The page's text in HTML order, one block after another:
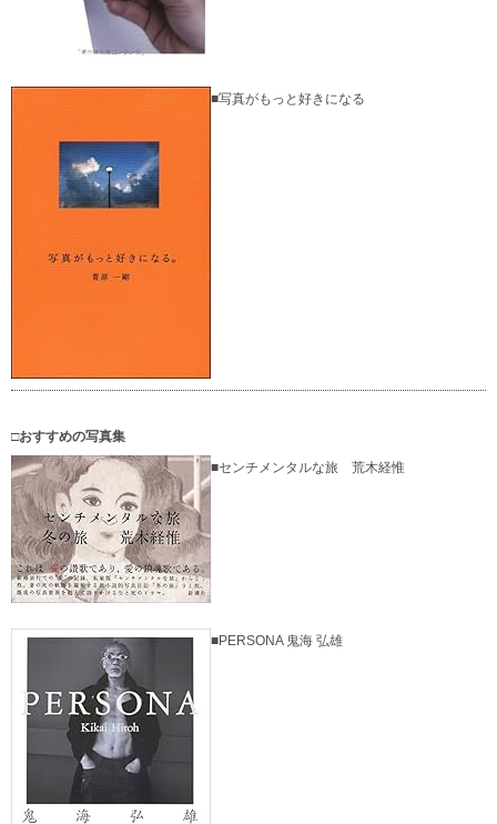
■写真がもっと好きになる
□おすすめの写真集
■センチメンタルな旅 荒木経惟
■PERSONA 鬼海 弘雄